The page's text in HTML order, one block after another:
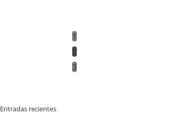
1
2
3
Entradas recientes